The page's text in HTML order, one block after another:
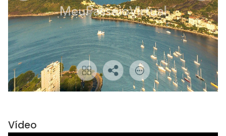
Vídeo